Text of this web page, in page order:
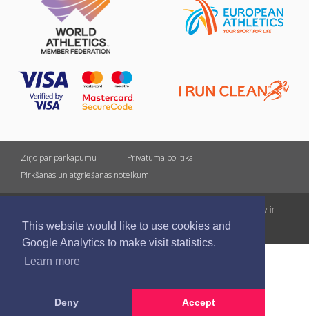
This website would like to use cookies and
Google Analytics to make visit statistics.
Learn more
Deny Accept
Ziņo par pārkāpumu
Privātuma politika
Pirkšanas un atgriešanas noteikumi
Visas tiesības rezervētas. Pārpublicēšanas gadījumā saite uz athletics.lv ir
obligāta.